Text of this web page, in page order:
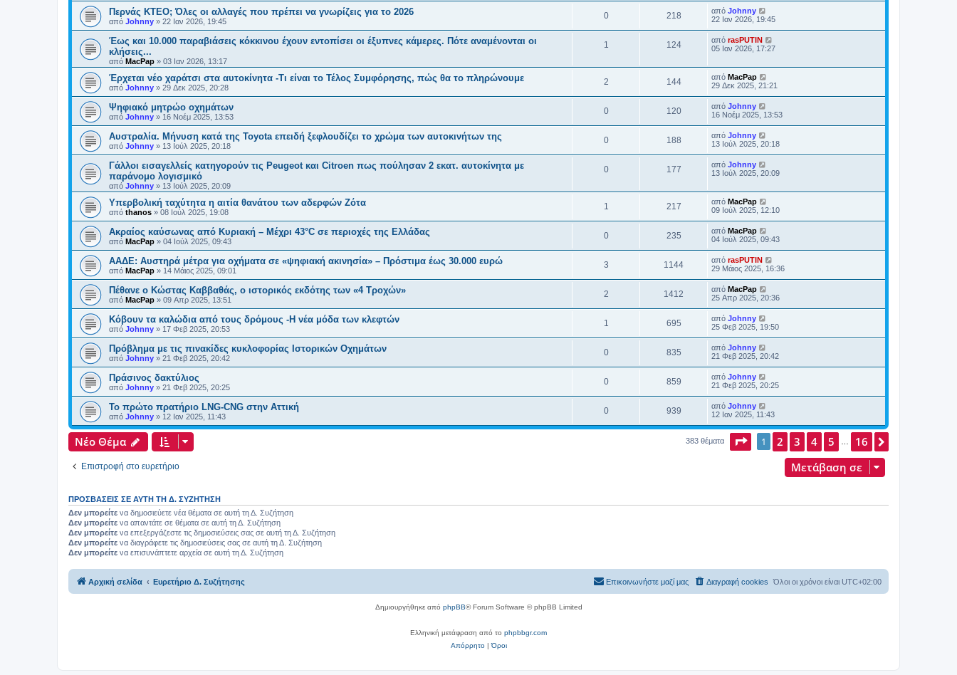
Περνάς ΚΤΕΟ; Όλες οι αλλαγές που πρέπει να γνωρίζεις για το 2026
από Johnny » 22 Ιαν 2026, 19:45
0 218 από Johnny
22 Ιαν 2026, 19:45
Έως και 10.000 παραβιάσεις κόκκινου έχουν εντοπίσει οι έξυπνες κάμερες. Πότε αναμένονται οι
κλήσεις...
από MacPap » 03 Ιαν 2026, 13:17
1 124 από rasPUTIN
05 Ιαν 2026, 17:27
Έρχεται νέο χαράτσι στα αυτοκίνητα -Τι είναι το Τέλος Συμφόρησης, πώς θα το πληρώνουμε
από Johnny » 29 Δεκ 2025, 20:28
2 144 από MacPap
29 Δεκ 2025, 21:21
Ψηφιακό μητρώο οχημάτων
από Johnny » 16 Νοέμ 2025, 13:53
0 120 από Johnny
16 Νοέμ 2025, 13:53
Αυστραλία. Μήνυση κατά της Toyota επειδή ξεφλουδίζει το χρώμα των αυτοκινήτων της
από Johnny » 13 Ιούλ 2025, 20:18
0 188 από Johnny
13 Ιούλ 2025, 20:18
Γάλλοι εισαγελλείς κατηγορούν τις Peugeot και Citroen πως πούλησαν 2 εκατ. αυτοκίνητα με
παράνομο λογισμικό
από Johnny » 13 Ιούλ 2025, 20:09
0 177 από Johnny
13 Ιούλ 2025, 20:09
Υπερβολική ταχύτητα η αιτία θανάτου των αδερφών Ζότα
από thanos » 08 Ιούλ 2025, 19:08
1 217 από MacPap
09 Ιούλ 2025, 12:10
Ακραίος καύσωνας από Κυριακή – Μέχρι 43°C σε περιοχές της Ελλάδας
από MacPap » 04 Ιούλ 2025, 09:43
0 235 από MacPap
04 Ιούλ 2025, 09:43
ΑΑΔΕ: Αυστηρά μέτρα για οχήματα σε «ψηφιακή ακινησία» – Πρόστιμα έως 30.000 ευρώ
από MacPap » 14 Μάιος 2025, 09:01
3 1144 από rasPUTIN
29 Μάιος 2025, 16:36
Πέθανε ο Κώστας Καββαθάς, o ιστορικός εκδότης των «4 Τροχών»
από MacPap » 09 Απρ 2025, 13:51
2 1412 από MacPap
25 Απρ 2025, 20:36
Κόβουν τα καλώδια από τους δρόμους -Η νέα μόδα των κλεφτών
από Johnny » 17 Φεβ 2025, 20:53
1 695 από Johnny
25 Φεβ 2025, 19:50
Πρόβλημα με τις πινακίδες κυκλοφορίας Ιστορικών Οχημάτων
από Johnny » 21 Φεβ 2025, 20:42
0 835 από Johnny
21 Φεβ 2025, 20:42
Πράσινος δακτύλιος
από Johnny » 21 Φεβ 2025, 20:25
0 859 από Johnny
21 Φεβ 2025, 20:25
Το πρώτο πρατήριο LNG-CNG στην Αττική
από Johnny » 12 Ιαν 2025, 11:43
0 939 από Johnny
12 Ιαν 2025, 11:43
Νέο Θέμα 383 θέματα Σελίδα από 16
1 2 3 4 5 16
Επιστροφή στο ευρετήριο Μετάβαση σε
ΠΡΟΣΒΆΣΕΙΣ ΣΕ ΑΥΤΉ ΤΗ Δ. ΣΥΖΉΤΗΣΗ
Δεν μπορείτε να δημοσιεύετε νέα θέματα σε αυτή τη Δ. Συζήτηση
Δεν μπορείτε να απαντάτε σε θέματα σε αυτή τη Δ. Συζήτηση
Δεν μπορείτε να επεξεργάζεστε τις δημοσιεύσεις σας σε αυτή τη Δ. Συζήτηση
Δεν μπορείτε να διαγράφετε τις δημοσιεύσεις σας σε αυτή τη Δ. Συζήτηση
Δεν μπορείτε να επισυνάπτετε αρχεία σε αυτή τη Δ. Συζήτηση
Αρχική σελίδα Ευρετήριο Δ. Συζήτησης Όλοι οι χρόνοι είναι UTC+02:00
Διαγραφή cookies
Επικοινωνήστε μαζί μας
Δημιουργήθηκε από phpBB® Forum Software © phpBB Limited
Ελληνική μετάφραση από το phpbbgr.com
Απόρρητο|Όροι